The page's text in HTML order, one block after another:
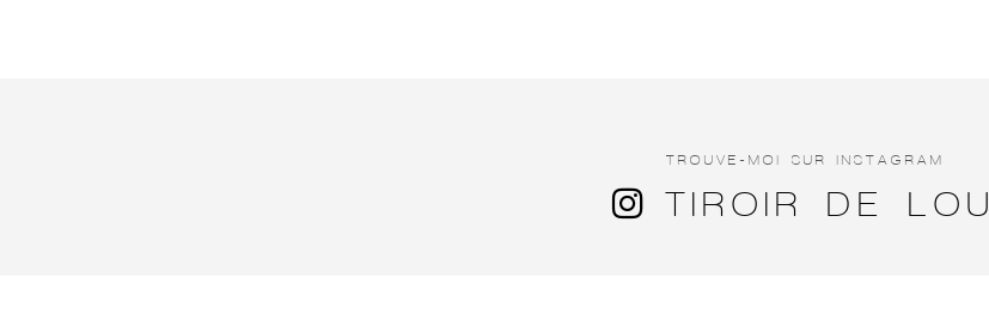
TROUVE-MOI SUR INSTAGRAM
TIROIR DE LOU